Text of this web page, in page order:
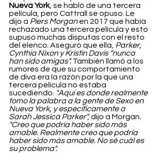
Nueva York, se habló de una tercera
película, pero Cattrall se opuso. Le
dijo a Piers Morgan en 2017 que había
rechazado una tercera película y esto
supuso muchas disputas con el resto
del elenco. Aseguró que ella, Parker,
Cynthia Nixon y Kristin Davis "nunca
han sido amigas". También llamó a los
rumores de que su comportamiento
de diva era la razón por la que una
tercera película no estaba
sucediendo.
"Aquí es donde realmente
tomo la palabra a la gente de Sexo en
Nueva York, y específicamente a
Sarah Jessica Parker", dijo a Morgan.
"Creo que podría haber sido más
amable. Realmente creo que podría
haber sido más amable. No sé cuál es
su problema".